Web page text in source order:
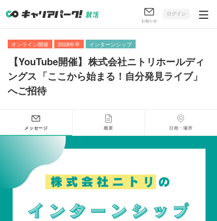
お知らせ
ログイン
オンライン開催 2028年卒 インターンシップ
【YouTube開催】 株式会社ニトリホールディ
ングス 「ここから始まる！自分発見ライブ」
へご招待
メッセージ 概要 日程・場所